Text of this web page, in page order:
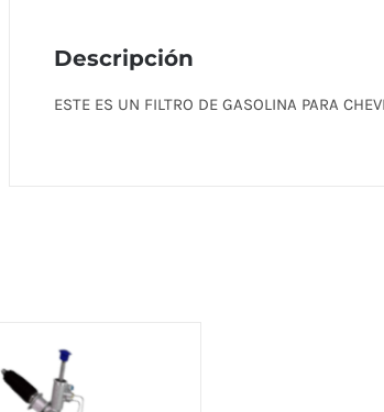
Descripción
ESTE ES UN FILTRO DE GASOLINA PARA